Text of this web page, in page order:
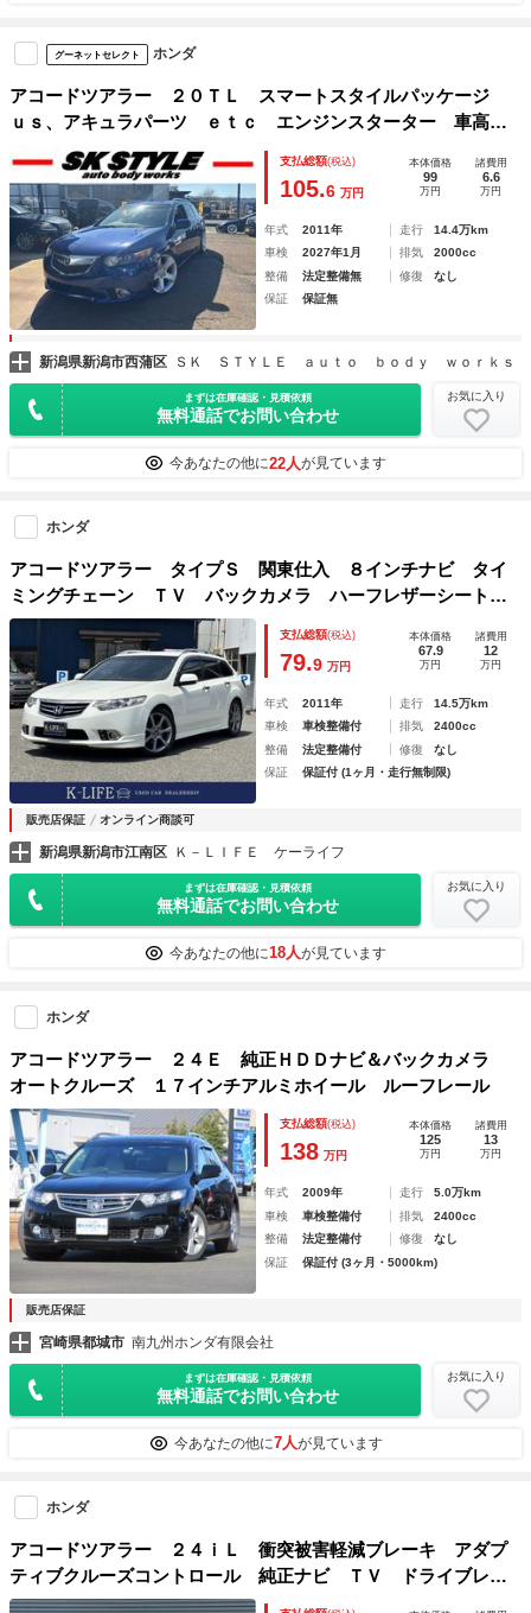
グーネットセレクト ホンダ
アコードツアラー ２０ＴＬ スマートスタイルパッケージ
ｕｓ、アキュラパーツ ｅｔｃ エンジンスターター 車高
調 ナビ移設キット ホイールｂｍｗ バックカメラ 天張リ
ペア済み
支払総額(税込)
105.6 万円
本体価格
99
万円
諸費用
6.6
万円
年式 2011年 走行
14.4万km
車検
2027年1月 排気
2000cc
整備
法定整備無 修復
なし
保証
保証無
新潟県新潟市西蒲区 ＳＫ ＳＴＹＬＥ ａｕｔｏ ｂｏｄｙ ｗｏｒｋｓ
まずは在庫確認・見積依頼
無料通話でお問い合わせ
お気に入り
今あなたの他に22人が見ています
ホンダ
アコードツアラー タイプＳ 関東仕入 ８インチナビ タイ
ミングチェーン ＴＶ バックカメラ ハーフレザーシート
パワーバックドア
支払総額(税込)
79.9 万円
本体価格
67.9
万円
諸費用
12
万円
年式 2011年 走行
14.5万km
車検
車検整備付 排気
2400cc
整備
法定整備付 修復
なし
保証
保証付 (1ヶ月・走行無制限)
販売店保証 オンライン商談可
新潟県新潟市江南区 Ｋ－ＬＩＦＥ ケーライフ
まずは在庫確認・見積依頼
無料通話でお問い合わせ
お気に入り
今あなたの他に18人が見ています
ホンダ
アコードツアラー ２４Ｅ 純正ＨＤＤナビ＆バックカメラ
オートクルーズ １７インチアルミホイール ルーフレール
支払総額(税込)
138 万円
本体価格
125
万円
諸費用
13
万円
年式 2009年 走行
5.0万km
車検
車検整備付 排気
2400cc
整備
法定整備付 修復
なし
保証
保証付 (3ヶ月・5000km)
販売店保証
宮崎県都城市 南九州ホンダ有限会社
まずは在庫確認・見積依頼
無料通話でお問い合わせ
お気に入り
今あなたの他に7人が見ています
ホンダ
アコードツアラー ２４ｉＬ 衝突被害軽減ブレーキ アダプ
ティブクルーズコントロール 純正ナビ ＴＶ ドライブレコ
ーダー スマートキー パドルシフト レーンキープアシス